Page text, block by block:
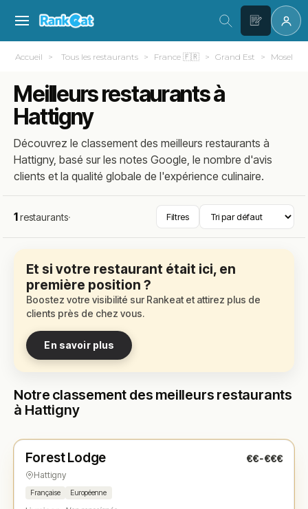
Accueil Tous les restaurants France 🇫🇷 Grand Est Moselle
Meilleurs restaurants à
Hattigny
Découvrez le classement des meilleurs restaurants à
Hattigny, basé sur les notes Google, le nombre d'avis
clients et la qualité globale de l'expérience culinaire.
1restaurants· Filtres
Et si votre restaurant était ici, en
première position ?
Boostez votre visibilité sur Rankeat et attirez plus de
clients près de chez vous.
En savoir plus
Notre classement des meilleurs restaurants
à Hattigny
★ N° 1
Forest Lodge €€-€€€
Hattigny
Française Européenne